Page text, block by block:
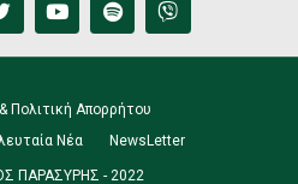
Πολιτική Απορρήτου
Νέα
NewsLetter
ΠΑΡΑΣΥΡΗΣ - 2022